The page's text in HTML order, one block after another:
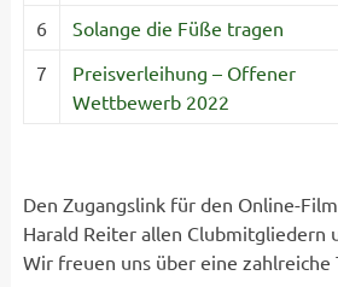
6
Solange die Füße tragen
7
Preisverleihung – Offener
Wettbewerb 2022
Den Zugangslink für den Online-
Harald Reiter allen Clubmitgliedern
Wir freuen uns über eine zahlreiche